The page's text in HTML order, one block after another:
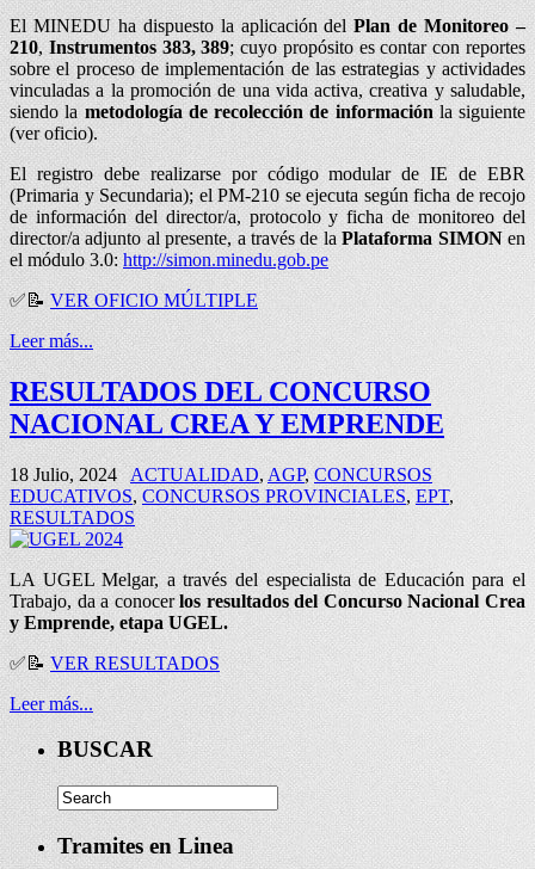
El MINEDU ha dispuesto la aplicación delPlan de Monitoreo –
210,Instrumentos 383, 389; cuyo propósito es contar con reportes
sobre el proceso de implementación de las estrategias y actividades
vinculadas a la promoción de una vida activa, creativa y saludable,
siendo la metodología de recolección de informaciónla siguiente
(ver oficio).
El registro debe realizarse por código modular de IE de EBR
(Primaria y Secundaria); el PM-210 se ejecuta según ficha de recojo
de información del director/a, protocolo y ficha de monitoreo del
director/a adjunto al presente, a través de laPlataforma SIMONen
el módulo 3.0:http://simon.minedu.gob.pe
✅📝VER OFICIO MÚLTIPLE
Leer más...
RESULTADOS DEL CONCURSO
NACIONAL CREA Y EMPRENDE
18 Julio, 2024 ACTUALIDAD, AGP,CONCURSOS
EDUCATIVOS, CONCURSOS PROVINCIALES,EPT,
RESULTADOS
LA UGEL Melgar, a través del especialista de Educación para el
Trabajo, da a conocerlos resultados del Concurso Nacional Crea
y Emprende, etapa UGEL.
✅📝VER RESULTADOS
Leer más...
BUSCAR
Tramites en Linea